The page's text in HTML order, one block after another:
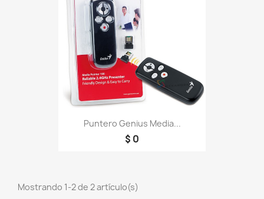
Puntero Genius Media...
$ 0
Mostrando 1-2 de 2 artículo(s)